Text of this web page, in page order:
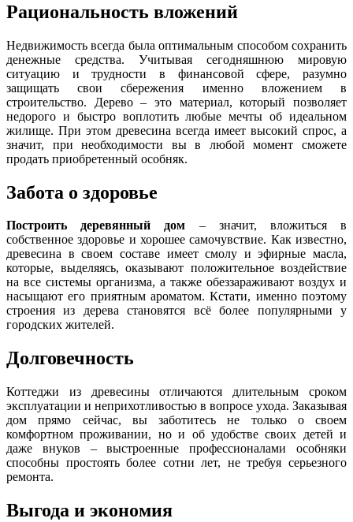
Рациональность вложений
Недвижимость всегда была оптимальным способом сохранить
денежные средства. Учитывая сегодняшнюю мировую
ситуацию и трудности в финансовой сфере, разумно
защищать свои сбережения именно вложением в
строительство. Дерево – это материал, который позволяет
недорого и быстро воплотить любые мечты об идеальном
жилище. При этом древесина всегда имеет высокий спрос, а
значит, при необходимости вы в любой момент сможете
продать приобретенный особняк.
Забота о здоровье
Построить деревянный дом – значит, вложиться в
собственное здоровье и хорошее самочувствие. Как известно,
древесина в своем составе имеет смолу и эфирные масла,
которые, выделяясь, оказывают положительное воздействие
на все системы организма, а также обеззараживают воздух и
насыщают его приятным ароматом. Кстати, именно поэтому
строения из дерева становятся всё более популярными у
городских жителей.
Долговечность
Коттеджи из древесины отличаются длительным сроком
эксплуатации и неприхотливостью в вопросе ухода. Заказывая
дом прямо сейчас, вы заботитесь не только о своем
комфортном проживании, но и об удобстве своих детей и
даже внуков – выстроенные профессионалами особняки
способны простоять более сотни лет, не требуя серьезного
ремонта.
Выгода и экономия